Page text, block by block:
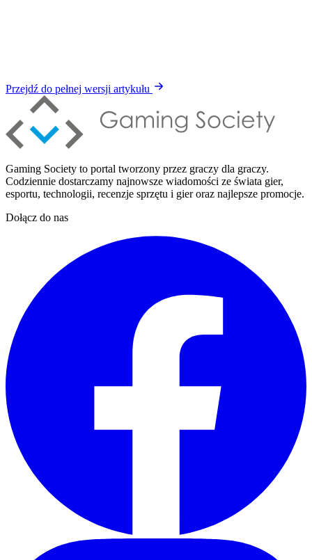
Przejdź do pełnej wersji artykułu
Gaming Society to portal tworzony przez graczy dla graczy.
Codziennie dostarczamy najnowsze wiadomości ze świata gier,
esportu, technologii, recenzje sprzętu i gier oraz najlepsze promocje.
Dołącz do nas